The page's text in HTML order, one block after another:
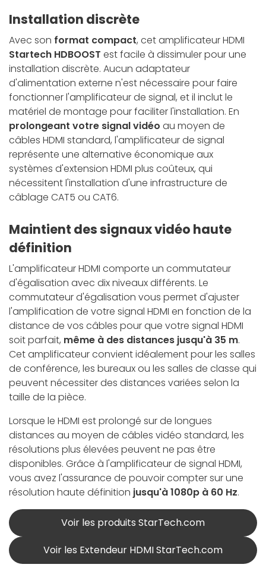
Installation discrète
Avec son format compact, cet amplificateur HDMI
Startech HDBOOST est facile à dissimuler pour une
installation discrète. Aucun adaptateur
d'alimentation externe n'est nécessaire pour faire
fonctionner l'amplificateur de signal, et il inclut le
matériel de montage pour faciliter l'installation. En
prolongeant votre signal vidéo au moyen de
câbles HDMI standard, l'amplificateur de signal
représente une alternative économique aux
systèmes d'extension HDMI plus coûteux, qui
nécessitent l'installation d'une infrastructure de
câblage CAT5 ou CAT6.
Maintient des signaux vidéo haute
définition
L'amplificateur HDMI comporte un commutateur
d'égalisation avec dix niveaux différents. Le
commutateur d'égalisation vous permet d'ajuster
l'amplification de votre signal HDMI en fonction de la
distance de vos câbles pour que votre signal HDMI
soit parfait, même à des distances jusqu'à 35 m.
Cet amplificateur convient idéalement pour les salles
de conférence, les bureaux ou les salles de classe qui
peuvent nécessiter des distances variées selon la
taille de la pièce.
Lorsque le HDMI est prolongé sur de longues
distances au moyen de câbles vidéo standard, les
résolutions plus élevées peuvent ne pas être
disponibles. Grâce à l'amplificateur de signal HDMI,
vous avez l'assurance de pouvoir compter sur une
résolution haute définition jusqu'à 1080p à 60 Hz.
Voir les produits StarTech.com
Voir les Extendeur HDMI StarTech.com